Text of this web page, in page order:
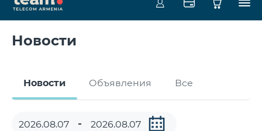
Новости
Новости Объявления Все